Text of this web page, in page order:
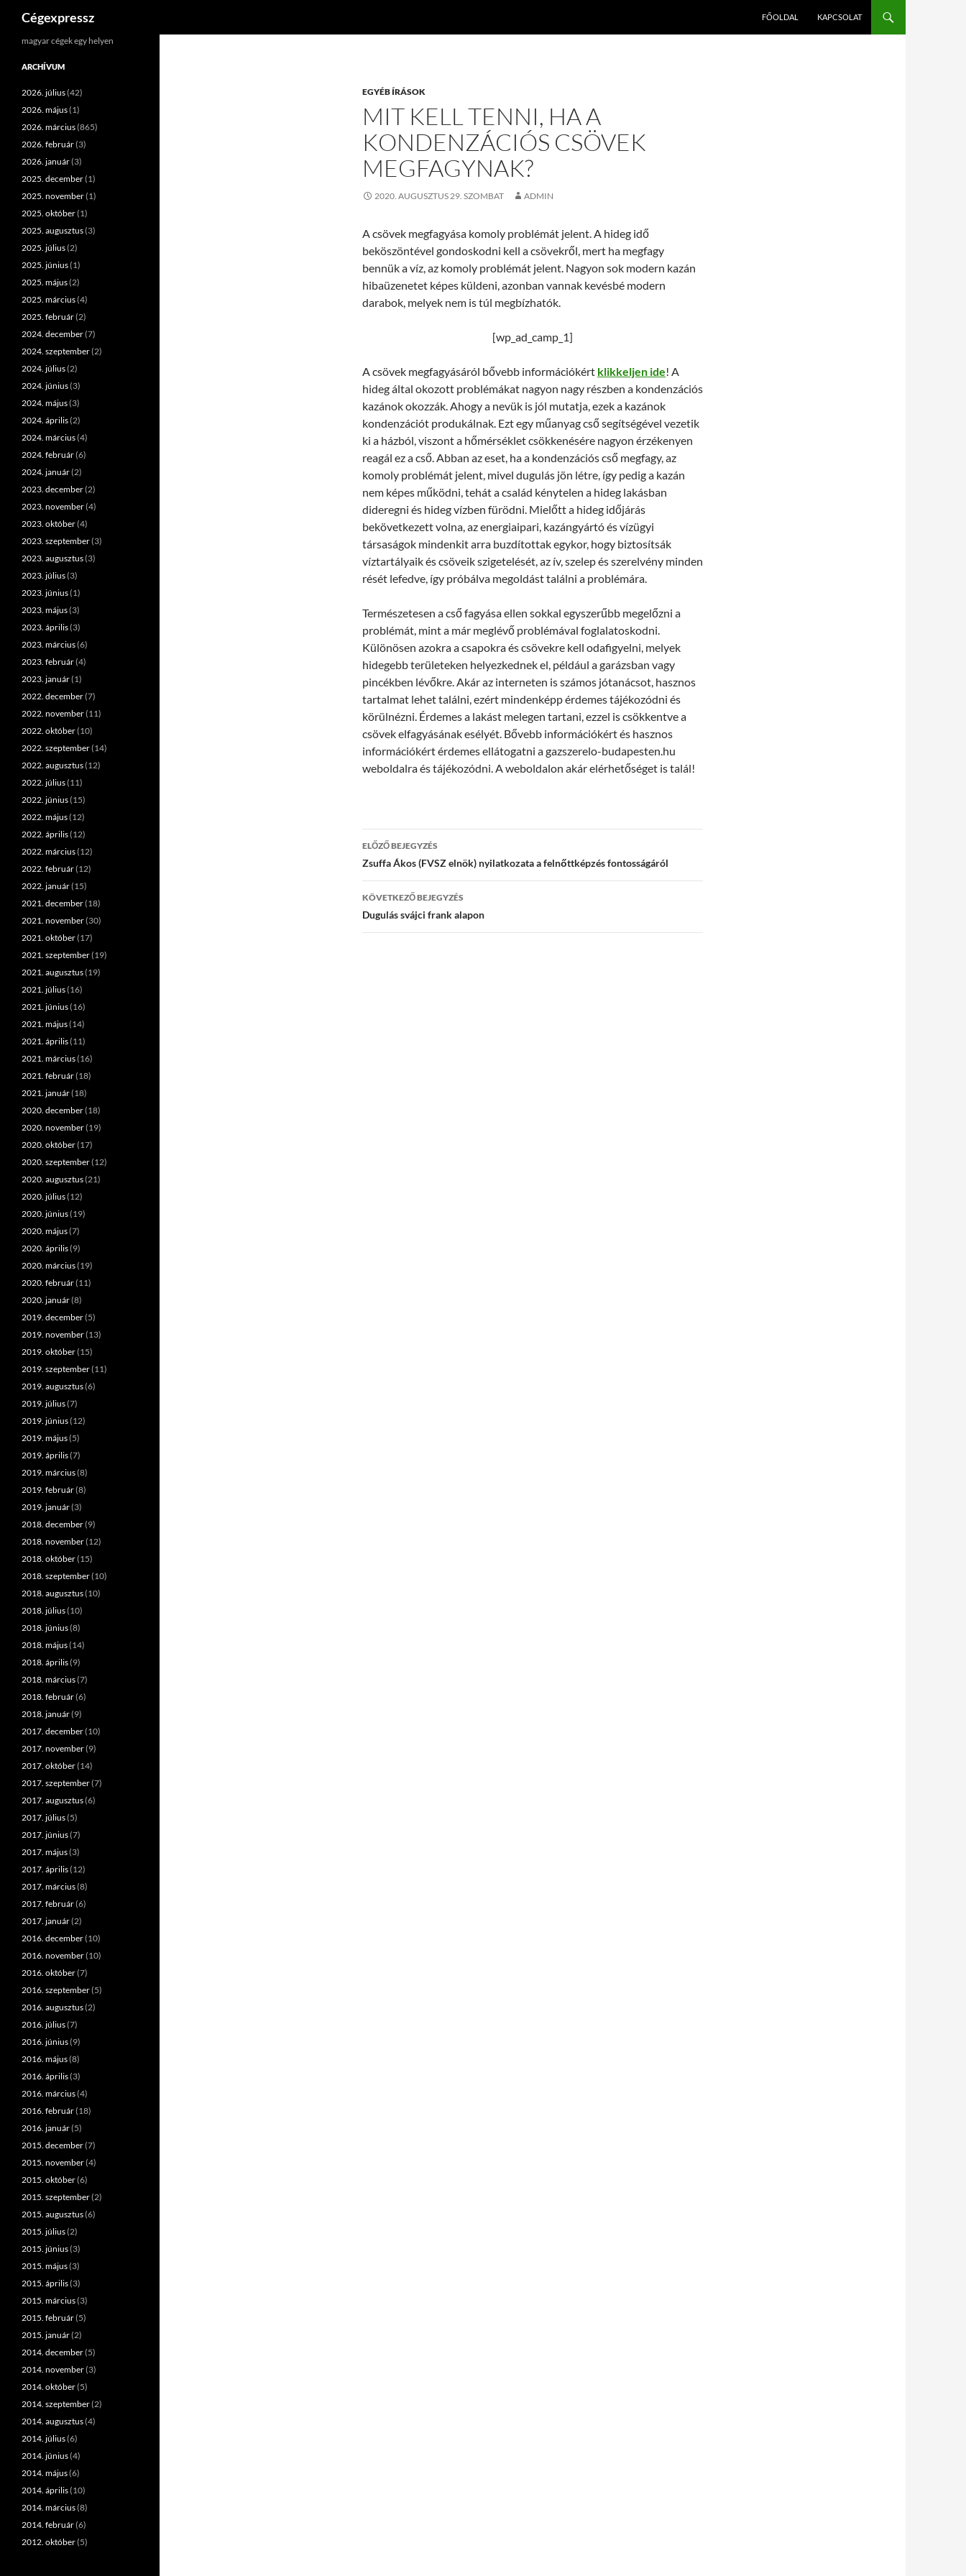
Kilépés
Cégexpressz FŐOLDAL KAPCSOLAT
EGYÉB ÍRÁSOK
MIT KELL TENNI, HA A
KONDENZÁCIÓS CSÖVEK
MEGFAGYNAK?
2020. AUGUSZTUS 29. SZOMBAT ADMIN
A csövek megfagyása komoly problémát jelent. A hideg idő
beköszöntével gondoskodni kell a csövekről, mert ha megfagy
bennük a víz, az komoly problémát jelent. Nagyon sok modern kazán
hibaüzenetet képes küldeni, azonban vannak kevésbé modern
darabok, melyek nem is túl megbízhatók.
[wp_ad_camp_1]
A csövek megfagyásáról bővebb információkért klikkeljen ide! A
hideg által okozott problémákat nagyon nagy részben a kondenzációs
kazánok okozzák. Ahogy a nevük is jól mutatja, ezek a kazánok
kondenzációt produkálnak. Ezt egy műanyag cső segítségével vezetik
ki a házból, viszont a hőmérséklet csökkenésére nagyon érzékenyen
reagál ez a cső. Abban az eset, ha a kondenzációs cső megfagy, az
komoly problémát jelent, mivel dugulás jön létre, így pedig a kazán
nem képes működni, tehát a család kénytelen a hideg lakásban
dideregni és hideg vízben fürödni. Mielőtt a hideg időjárás
bekövetkezett volna, az energiaipari, kazángyártó és vízügyi
társaságok mindenkit arra buzdítottak egykor, hogy biztosítsák
víztartályaik és csöveik szigetelését, az ív, szelep és szerelvény minden
rését lefedve, így próbálva megoldást találni a problémára.
Természetesen a cső fagyása ellen sokkal egyszerűbb megelőzni a
problémát, mint a már meglévő problémával foglalatoskodni.
Különösen azokra a csapokra és csövekre kell odafigyelni, melyek
hidegebb területeken helyezkednek el, például a garázsban vagy
pincékben lévőkre. Akár az interneten is számos jótanácsot, hasznos
tartalmat lehet találni, ezért mindenképp érdemes tájékozódni és
körülnézni. Érdemes a lakást melegen tartani, ezzel is csökkentve a
csövek elfagyásának esélyét. Bővebb információkért és hasznos
információkért érdemes ellátogatni a gazszerelo-budapesten.hu
weboldalra és tájékozódni. A weboldalon akár elérhetőséget is talál!
Bejegyzés
navigáció
ELŐZŐ BEJEGYZÉS
Zsuffa Ákos (FVSZ elnök) nyilatkozata a felnőttképzés fontosságáról
KÖVETKEZŐ BEJEGYZÉS
Dugulás svájci frank alapon
magyar cégek egy helyen
ARCHÍVUM
2026. július(42)
2026. május(1)
2026. március(865)
2026. február(3)
2026. január(3)
2025. december(1)
2025. november(1)
2025. október(1)
2025. augusztus(3)
2025. július(2)
2025. június(1)
2025. május(2)
2025. március(4)
2025. február(2)
2024. december(7)
2024. szeptember(2)
2024. július(2)
2024. június(3)
2024. május(3)
2024. április(2)
2024. március(4)
2024. február(6)
2024. január(2)
2023. december(2)
2023. november(4)
2023. október(4)
2023. szeptember(3)
2023. augusztus(3)
2023. július(3)
2023. június(1)
2023. május(3)
2023. április(3)
2023. március(6)
2023. február(4)
2023. január(1)
2022. december(7)
2022. november(11)
2022. október(10)
2022. szeptember(14)
2022. augusztus(12)
2022. július(11)
2022. június(15)
2022. május(12)
2022. április(12)
2022. március(12)
2022. február(12)
2022. január(15)
2021. december(18)
2021. november(30)
2021. október(17)
2021. szeptember(19)
2021. augusztus(19)
2021. július(16)
2021. június(16)
2021. május(14)
2021. április(11)
2021. március(16)
2021. február(18)
2021. január(18)
2020. december(18)
2020. november(19)
2020. október(17)
2020. szeptember(12)
2020. augusztus(21)
2020. július(12)
2020. június(19)
2020. május(7)
2020. április(9)
2020. március(19)
2020. február(11)
2020. január(8)
2019. december(5)
2019. november(13)
2019. október(15)
2019. szeptember(11)
2019. augusztus(6)
2019. július(7)
2019. június(12)
2019. május(5)
2019. április(7)
2019. március(8)
2019. február(8)
2019. január(3)
2018. december(9)
2018. november(12)
2018. október(15)
2018. szeptember(10)
2018. augusztus(10)
2018. július(10)
2018. június(8)
2018. május(14)
2018. április(9)
2018. március(7)
2018. február(6)
2018. január(9)
2017. december(10)
2017. november(9)
2017. október(14)
2017. szeptember(7)
2017. augusztus(6)
2017. július(5)
2017. június(7)
2017. május(3)
2017. április(12)
2017. március(8)
2017. február(6)
2017. január(2)
2016. december(10)
2016. november(10)
2016. október(7)
2016. szeptember(5)
2016. augusztus(2)
2016. július(7)
2016. június(9)
2016. május(8)
2016. április(3)
2016. március(4)
2016. február(18)
2016. január(5)
2015. december(7)
2015. november(4)
2015. október(6)
2015. szeptember(2)
2015. augusztus(6)
2015. július(2)
2015. június(3)
2015. május(3)
2015. április(3)
2015. március(3)
2015. február(5)
2015. január(2)
2014. december(5)
2014. november(3)
2014. október(5)
2014. szeptember(2)
2014. augusztus(4)
2014. július(6)
2014. június(4)
2014. május(6)
2014. április(10)
2014. március(8)
2014. február(6)
2012. október(5)